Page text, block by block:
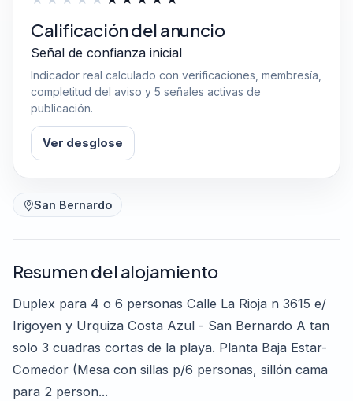
Calificación del anuncio
Señal de confianza inicial
Indicador real calculado con verificaciones, membresía,
completitud del aviso y 5 señales activas de
publicación.
Ver desglose
San Bernardo
Resumen del alojamiento
Duplex para 4 o 6 personas Calle La Rioja n 3615 e/
Irigoyen y Urquiza Costa Azul - San Bernardo A tan
solo 3 cuadras cortas de la playa. Planta Baja Estar-
Comedor (Mesa con sillas p/6 personas, sillón cama
para 2 person...